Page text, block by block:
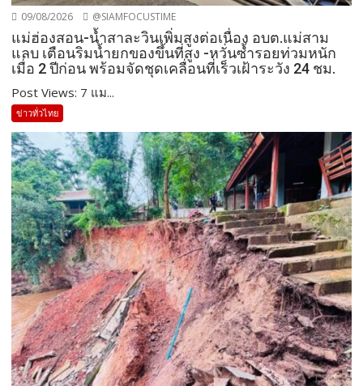
09/08/2026 @SIAMFOCUSTIME
แม่ฮ่องสอน-น้ำสาละวินเพิ่มสูงต่อเนื่อง อบต.แม่สาม
แลบ เตือนริมน้ำยกของขึ้นที่สูง -หวั่นซ้ำรอยท่วมหนัก
เมื่อ 2 ปีก่อน พร้อมจัดชุดเคลื่อนที่เร็วเฝ้าระวัง 24 ชม.
Post Views: 7 แม...
ข่าวทั่วไทย